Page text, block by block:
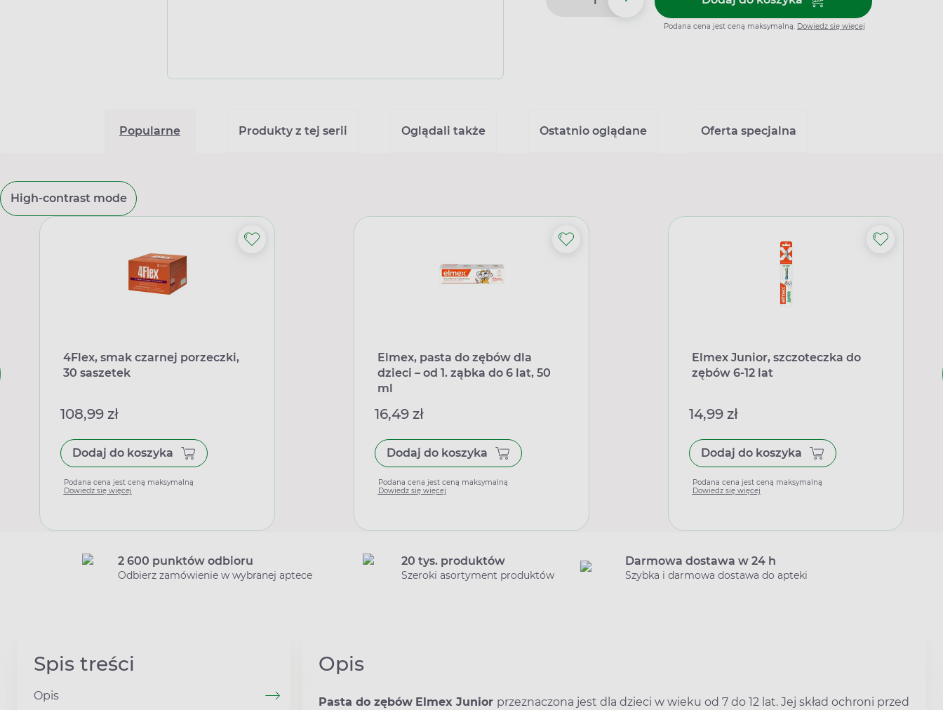
Dodaj do koszyka Elmex
Podana cena jest ceną maksymalną. Dowiedz się więcej
Popularne Produkty z tej serii Oglądali także Ostatnio oglądane Oferta specjalna
High-contrast mode
4Flex, smak czarnej porzeczki,
30 saszetek
108,99 zł
Dodaj do koszyka
Podana cena jest ceną maksymalną
Dowiedz się więcej
Elmex, pasta do zębów dla
dzieci – od 1. ząbka do 6 lat, 50
ml
16,49 zł
Dodaj do koszyka
Podana cena jest ceną maksymalną
Dowiedz się więcej
Elmex Junior, szczoteczka do
zębów 6-12 lat
14,99 zł
Dodaj do koszyka
Podana cena jest ceną maksymalną
Dowiedz się więcej
2 600 punktów odbioru
Odbierz zamówienie w wybranej aptece
20 tys. produktów
Szeroki asortyment produktów
Darmowa dostawa w 24 h
Szybka i darmowa dostawa do apteki
Spis treści
Opis
Opis
Pasta do zębów Elmex Junior przeznaczona jest dla dzieci w wieku od 7 do 12 lat. Jej skład ochroni przed